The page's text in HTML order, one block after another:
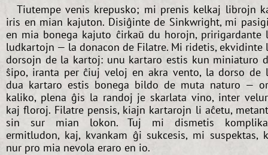
Tiutempe venis krepusko; mi prenis kelkaj librojn
iris en mian kajuton. Disiĝinte de Sinkwright, mi
en mia bonega kajuto ĉirkaŭ du horojn, pririgardante
ludkartojn — la donacon de Filatre. Mi ridetis, ekvidinte
dorsojn de la kartoj: unu kartaro estis kun miniaturo
ŝipo, iranta per ĉiuj veloj en akra vento, la dorso de
dua kartaro estis bonega bildo de muta naturo —
kaliko, plena ĝis la randoj je skarlata vino, inter
kaj floroj. Filatre pensis, kiajn kartarojn li aĉetu,
sin sur mian lokon. Tuj mi dismetis
ermitludon, kaj, kvankam ĝi sukcesis, mi suspektas,
nur pro mia nevola eraro en io.